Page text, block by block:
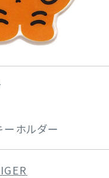
ーホルダー